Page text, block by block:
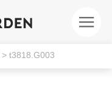
> t3818.G003